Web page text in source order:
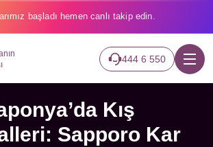
başladı hemen canlı takip edin.
444 6 550
Kış
Sapporo Kar